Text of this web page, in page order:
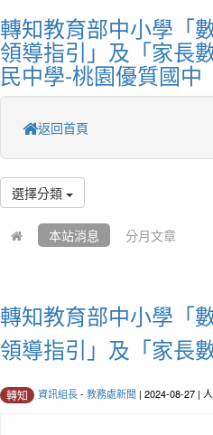
轉知教育部中小學「
領導指引」及「家長
民中學-桃園優質國中
返回首頁
選擇分類
本站消息 分月文章
轉知教育部中小學「
領導指引」及「家長
轉知 資訊組長- 教務處新聞 | 2024-08-27 |